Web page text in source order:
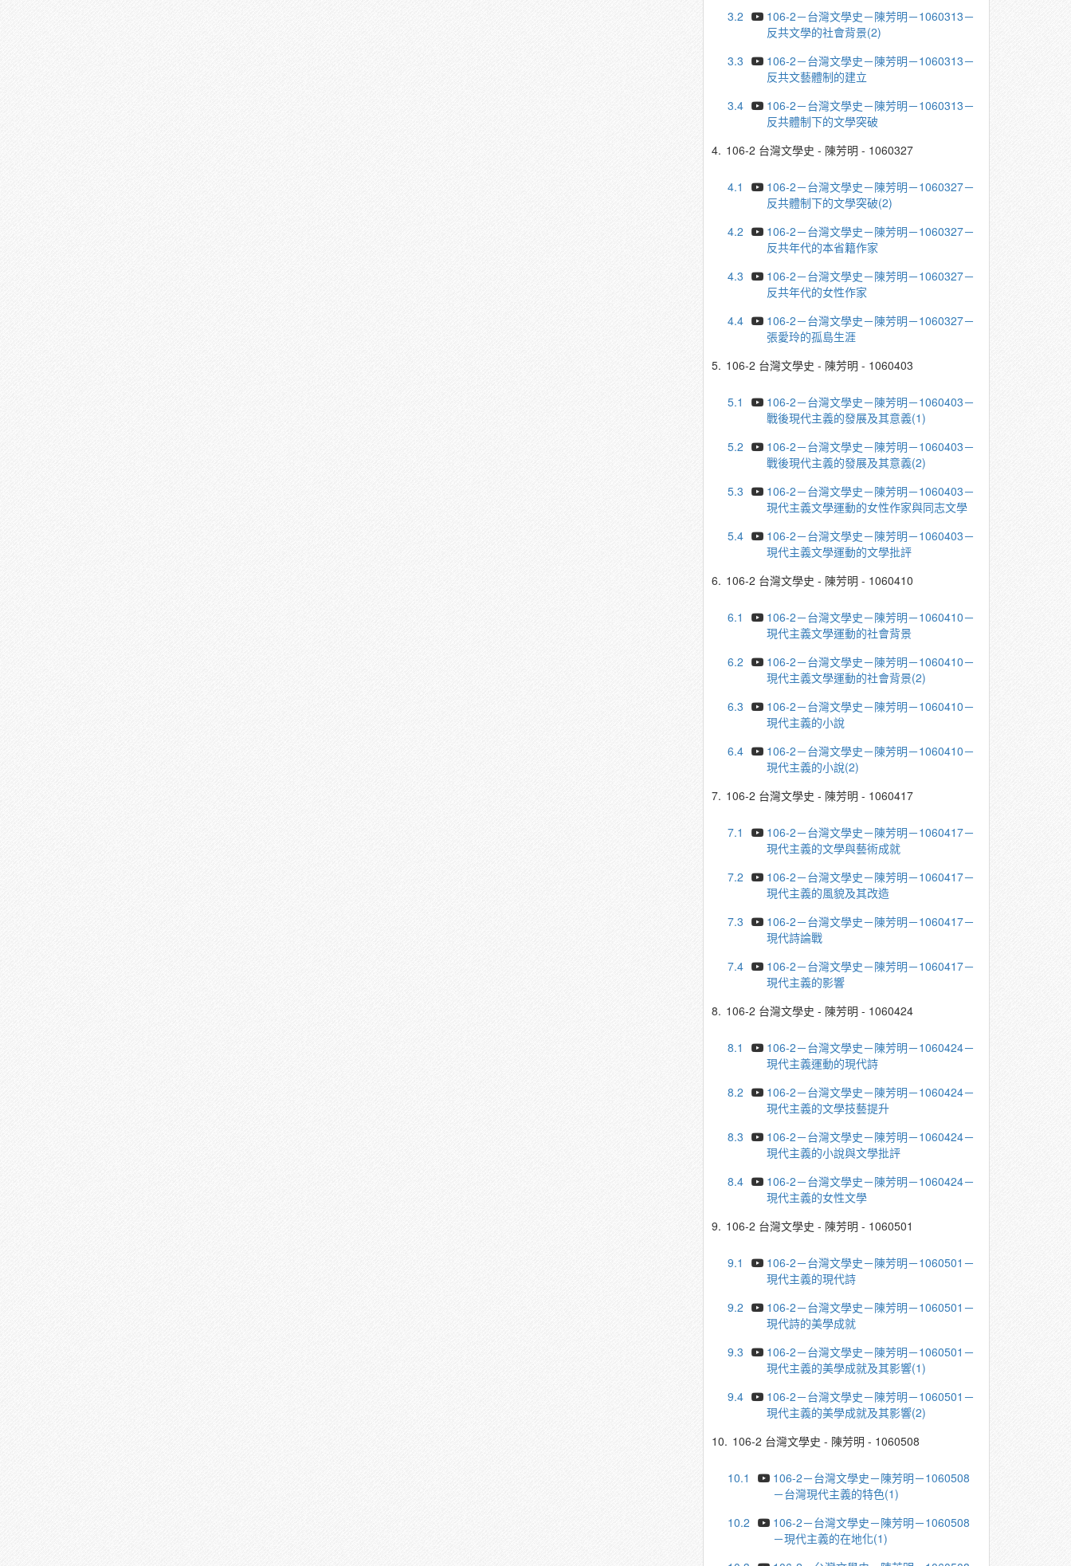
3.2
106-2－台灣文學史－陳芳明－1060313－
反共文學的社會背景(2)
3.3
106-2－台灣文學史－陳芳明－1060313－
反共文藝體制的建立
3.4
106-2－台灣文學史－陳芳明－1060313－
反共體制下的文學突破
4. 106-2 台灣文學史 - 陳芳明 - 1060327
4.1
106-2－台灣文學史－陳芳明－1060327－
反共體制下的文學突破(2)
4.2
106-2－台灣文學史－陳芳明－1060327－
反共年代的本省籍作家
4.3
106-2－台灣文學史－陳芳明－1060327－
反共年代的女性作家
4.4
106-2－台灣文學史－陳芳明－1060327－
張愛玲的孤島生涯
5. 106-2 台灣文學史 - 陳芳明 - 1060403
5.1
106-2－台灣文學史－陳芳明－1060403－
戰後現代主義的發展及其意義(1)
5.2
106-2－台灣文學史－陳芳明－1060403－
戰後現代主義的發展及其意義(2)
5.3
106-2－台灣文學史－陳芳明－1060403－
現代主義文學運動的女性作家與同志文學
5.4
106-2－台灣文學史－陳芳明－1060403－
現代主義文學運動的文學批評
6. 106-2 台灣文學史 - 陳芳明 - 1060410
6.1
106-2－台灣文學史－陳芳明－1060410－
現代主義文學運動的社會背景
6.2
106-2－台灣文學史－陳芳明－1060410－
現代主義文學運動的社會背景(2)
6.3
106-2－台灣文學史－陳芳明－1060410－
現代主義的小說
6.4
106-2－台灣文學史－陳芳明－1060410－
現代主義的小說(2)
7. 106-2 台灣文學史 - 陳芳明 - 1060417
7.1
106-2－台灣文學史－陳芳明－1060417－
現代主義的文學與藝術成就
7.2
106-2－台灣文學史－陳芳明－1060417－
現代主義的風貌及其改造
7.3
106-2－台灣文學史－陳芳明－1060417－
現代詩論戰
7.4
106-2－台灣文學史－陳芳明－1060417－
現代主義的影響
8. 106-2 台灣文學史 - 陳芳明 - 1060424
8.1
106-2－台灣文學史－陳芳明－1060424－
現代主義運動的現代詩
8.2
106-2－台灣文學史－陳芳明－1060424－
現代主義的文學技藝提升
8.3
106-2－台灣文學史－陳芳明－1060424－
現代主義的小說與文學批評
8.4
106-2－台灣文學史－陳芳明－1060424－
現代主義的女性文學
9. 106-2 台灣文學史 - 陳芳明 - 1060501
9.1
106-2－台灣文學史－陳芳明－1060501－
現代主義的現代詩
9.2
106-2－台灣文學史－陳芳明－1060501－
現代詩的美學成就
9.3
106-2－台灣文學史－陳芳明－1060501－
現代主義的美學成就及其影響(1)
9.4
106-2－台灣文學史－陳芳明－1060501－
現代主義的美學成就及其影響(2)
10. 106-2 台灣文學史 - 陳芳明 - 1060508
10.1
106-2－台灣文學史－陳芳明－1060508
－台灣現代主義的特色(1)
10.2
106-2－台灣文學史－陳芳明－1060508
－現代主義的在地化(1)